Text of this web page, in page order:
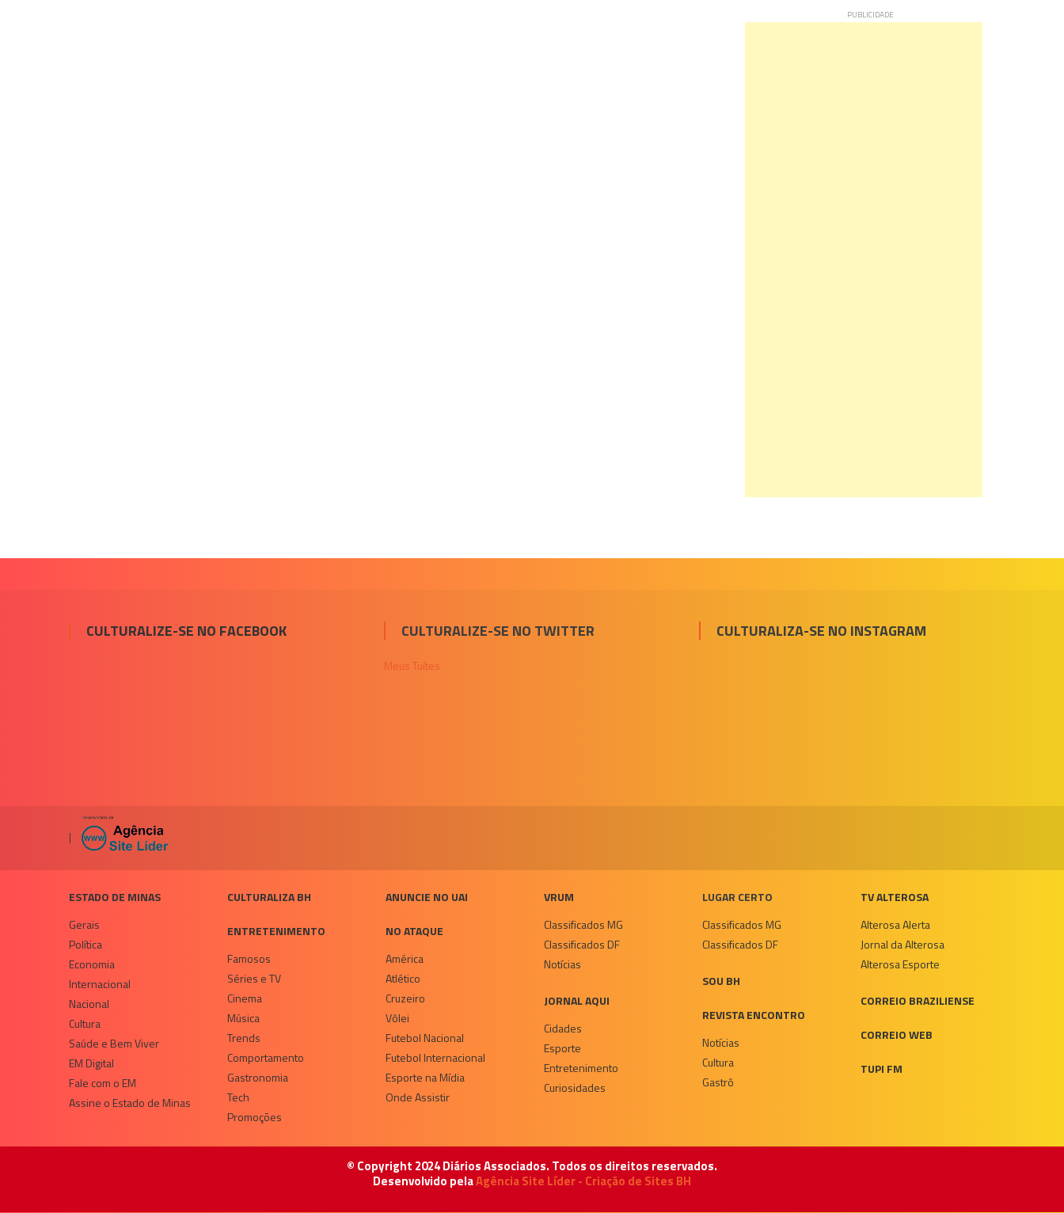
CULTURALIZE-SE NO FACEBOOK CULTURALIZE-SE NO TWITTER
Meus Tuítes
CULTURALIZA-SE NO INSTAGRAM
|
ESTADO DE MINAS
Gerais
Política
Economia
Internacional
Nacional
Cultura
Saúde e Bem Viver
EM Digital
Fale com o EM
Assine o Estado de Minas
CULTURALIZA BH
ENTRETENIMENTO
Famosos
Séries e TV
Cinema
Música
Trends
Comportamento
Gastronomia
Tech
Promoções
ANUNCIE NO UAI
NO ATAQUE
América
Atlético
Cruzeiro
Vôlei
Futebol Nacional
Futebol Internacional
Esporte na Mídia
Onde Assistir
VRUM
Classificados MG
Classificados DF
Notícias
JORNAL AQUI
Cidades
Esporte
Entretenimento
Curiosidades
LUGAR CERTO
Classificados MG
Classificados DF
SOU BH
REVISTA ENCONTRO
Notícias
Cultura
Gastrô
TV ALTEROSA
Alterosa Alerta
Jornal da Alterosa
Alterosa Esporte
CORREIO BRAZILIENSE
CORREIO WEB
TUPI FM
© Copyright 2024 Diários Associados. Todos os direitos reservados.
Desenvolvido pelaAgência Site Líder - Criação de Sites BH